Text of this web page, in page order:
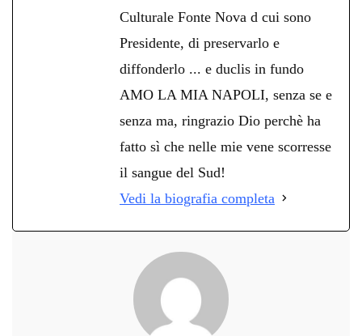
Culturale Fonte Nova d cui sono
Presidente, di preservarlo e
diffonderlo ... e duclis in fundo
AMO LA MIA NAPOLI, senza se e
senza ma, ringrazio Dio perchè ha
fatto sì che nelle mie vene scorresse
il sangue del Sud!
Vedi la biografia completa